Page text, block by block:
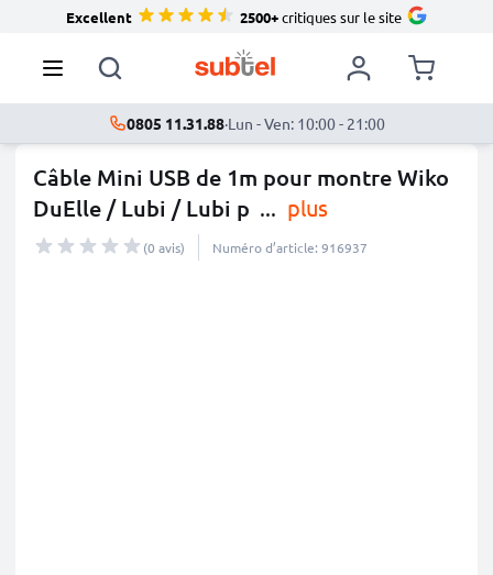
Excellent 2500+critiques sur le site
0805 11.31.88·Lun - Ven: 10:00 - 21:00
Câble Mini USB de 1m pour montre Wiko
DuElle / Lubi / Lubi p ... plus
(0 avis) Numéro d’article: 916937